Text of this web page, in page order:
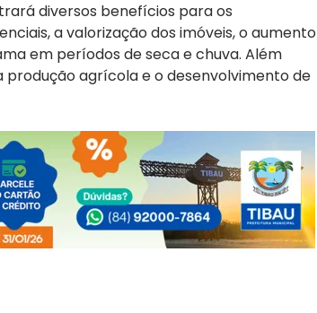
diversos benefícios para os
a valorização dos imóveis, o aumento
em períodos de seca e chuva. Além
agrícola e o desenvolvimento de